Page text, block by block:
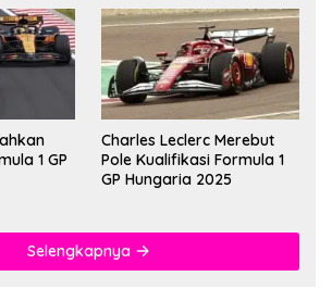
1 GP
Charles Leclerc Merebut
Pole Kualifikasi Formula 1
GP Hungaria 2025
Selengkapnya